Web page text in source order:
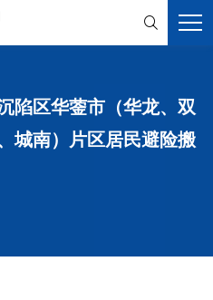

陷区华蓥市（华龙、双
城南）片区居民避险搬